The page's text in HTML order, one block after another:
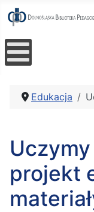
Edukacja
projekt